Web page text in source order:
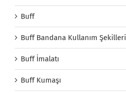
Buff
Buff Bandana Kullanım Şekilleri
Buff İmalatı
Buff Kumaşı